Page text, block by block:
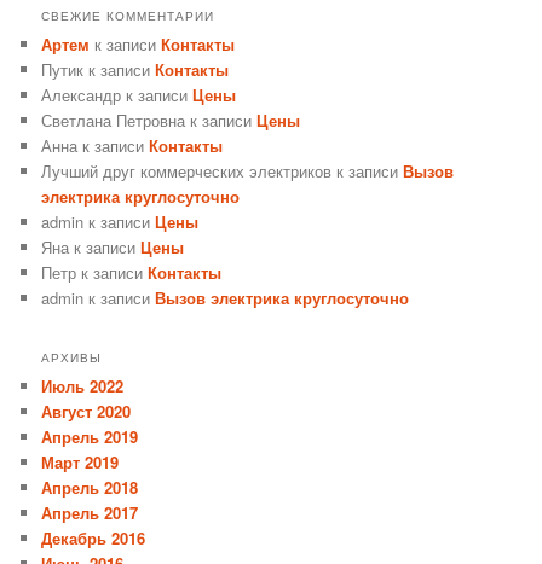
СВЕЖИЕ КОММЕНТАРИИ
Артем к записиКонтакты
Путик к записиКонтакты
Александр к записиЦены
Светлана Петровна к записиЦены
Анна к записиКонтакты
Лучший друг коммерческих электриков к записиВызов
электрика круглосуточно
admin к записиЦены
Яна к записиЦены
Петр к записиКонтакты
admin к записиВызов электрика круглосуточно
АРХИВЫ
Июль 2022
Август 2020
Апрель 2019
Март 2019
Апрель 2018
Апрель 2017
Декабрь 2016